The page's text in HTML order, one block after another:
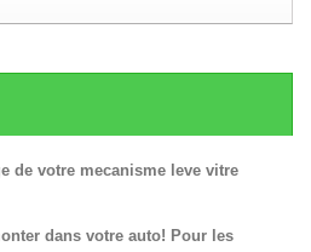
de votre mecanisme leve vitre
dans votre auto! Pour les